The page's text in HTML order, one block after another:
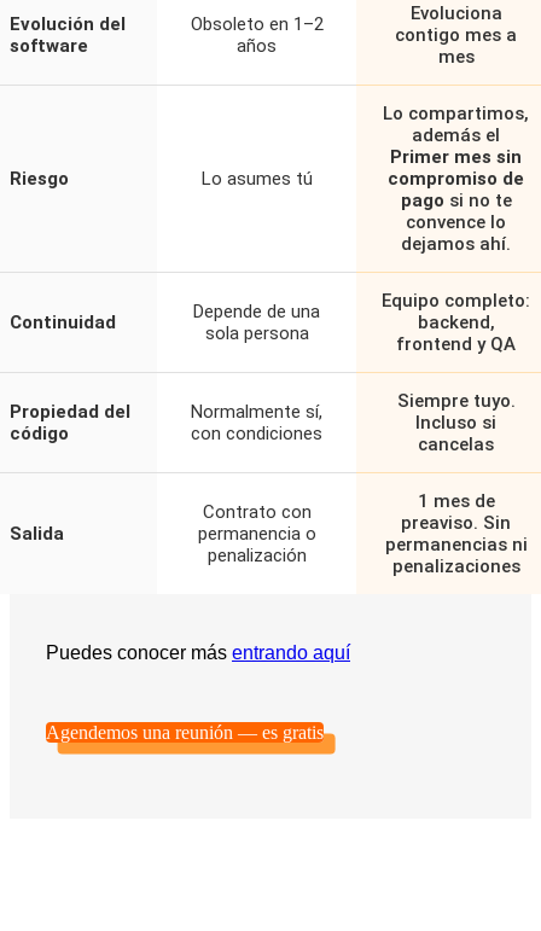
Evolución del
software
Obsoleto en 1–2
años
Evoluciona
contigo mes a
mes
Riesgo Lo asumes tú
Lo compartimos,
además el
Primer mes sin
compromiso de
pago si no te
convence lo
dejamos ahí.
Continuidad
Depende de una
sola persona
Equipo completo:
backend,
frontend y QA
Propiedad del
código
Normalmente sí,
con condiciones
Siempre tuyo.
Incluso si
cancelas
Salida
Contrato con
permanencia o
penalización
1 mes de
preaviso. Sin
permanencias ni
penalizaciones
Puedes conocer más entrando aquí
Agendemos una reunión — es gratis